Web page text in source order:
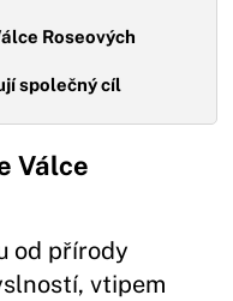
Roseových
společný cíl
Válce
od přírody
vtipem